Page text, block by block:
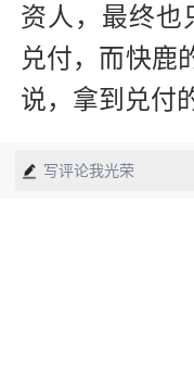
资人，最终也
兑付，而快鹿
说，拿到兑付
写评论我光荣